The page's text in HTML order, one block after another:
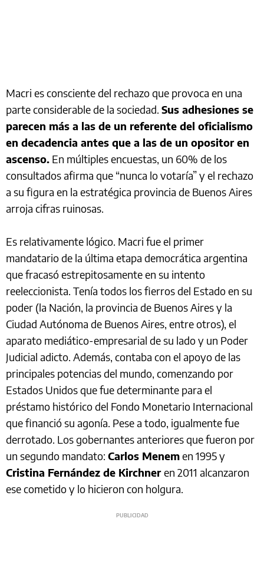
Macri es consciente del rechazo que provoca en una
parte considerable de la sociedad. Sus adhesiones se
parecen más a las de un referente del oficialismo
en decadencia antes que a las de un opositor en
ascenso. En múltiples encuestas, un 60% de los
consultados afirma que “nunca lo votaría” y el rechazo
a su figura en la estratégica provincia de Buenos Aires
arroja cifras ruinosas.
Es relativamente lógico. Macri fue el primer
mandatario de la última etapa democrática argentina
que fracasó estrepitosamente en su intento
reeleccionista. Tenía todos los fierros del Estado en su
poder (la Nación, la provincia de Buenos Aires y la
Ciudad Autónoma de Buenos Aires, entre otros), el
aparato mediático-empresarial de su lado y un Poder
Judicial adicto. Además, contaba con el apoyo de las
principales potencias del mundo, comenzando por
Estados Unidos que fue determinante para el
préstamo histórico del Fondo Monetario Internacional
que financió su agonía. Pese a todo, igualmente fue
derrotado. Los gobernantes anteriores que fueron por
un segundo mandato: Carlos Menemen 1995 y
Cristina Fernández de Kirchneren 2011 alcanzaron
ese cometido y lo hicieron con holgura.